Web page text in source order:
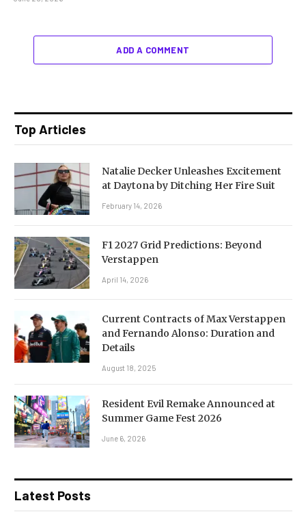
ADD A COMMENT
Top Articles
Natalie Decker Unleashes Excitement
at Daytona by Ditching Her Fire Suit
February 14, 2026
F1 2027 Grid Predictions: Beyond
Verstappen
April 14, 2026
Current Contracts of Max Verstappen
and Fernando Alonso: Duration and
Details
August 18, 2025
Resident Evil Remake Announced at
Summer Game Fest 2026
June 6, 2026
Latest Posts